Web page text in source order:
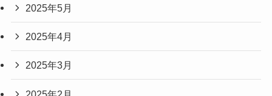
2025年5月
2025年4月
2025年3月